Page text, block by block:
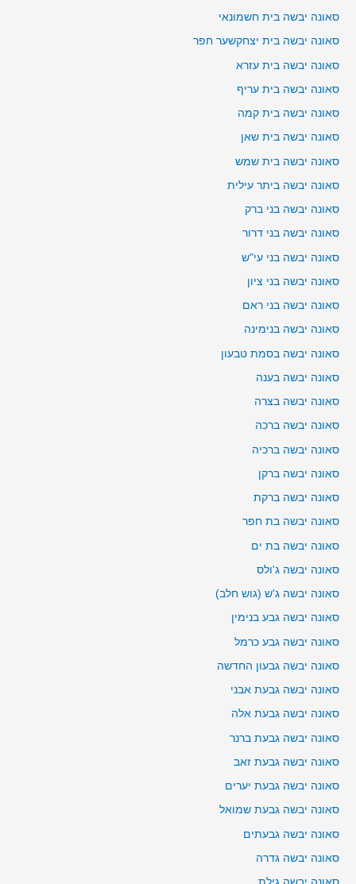
סאונה יבשה בית חשמונאי
סאונה יבשה בית יצחקשער חפר
סאונה יבשה בית עזרא
סאונה יבשה בית עריף
סאונה יבשה בית קמה
סאונה יבשה בית שאן
סאונה יבשה בית שמש
סאונה יבשה ביתר עילית
סאונה יבשה בני ברק
סאונה יבשה בני דרור
סאונה יבשה בני עי"ש
סאונה יבשה בני ציון
סאונה יבשה בני ראם
סאונה יבשה בנימינה
סאונה יבשה בסמת טבעון
סאונה יבשה בענה
סאונה יבשה בצרה
סאונה יבשה ברכה
סאונה יבשה ברכיה
סאונה יבשה ברקן
סאונה יבשה ברקת
סאונה יבשה בת חפר
סאונה יבשה בת ים
סאונה יבשה ג'ולס
סאונה יבשה ג'ש (גוש חלב)
סאונה יבשה גבע בנימין
סאונה יבשה גבע כרמל
סאונה יבשה גבעון החדשה
סאונה יבשה גבעת אבני
סאונה יבשה גבעת אלה
סאונה יבשה גבעת ברנר
סאונה יבשה גבעת זאב
סאונה יבשה גבעת יערים
סאונה יבשה גבעת שמואל
סאונה יבשה גבעתים
סאונה יבשה גדרה